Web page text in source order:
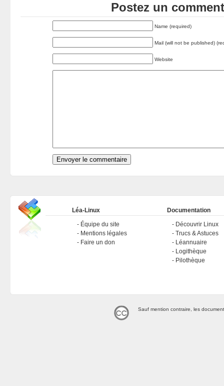
Postez un
Name (required)
Mail (will not be published)
Website
Léa-Linux
Équipe du site
Mentions légales
Faire un don
Documentation
Découvrir Linux
Trucs & Astuces
Léannuaire
Logithèque
Pilothèque
Sauf mention contraire, les